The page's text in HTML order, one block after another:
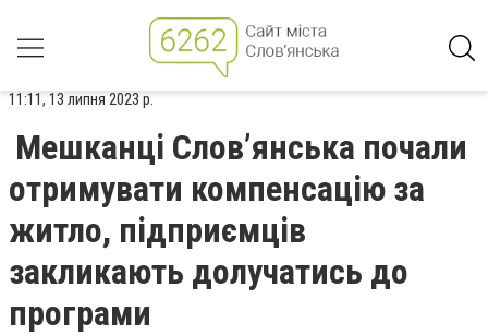
11:11, 13 липня 2023 р.
Мешканці Слов’янська почали
отримувати компенсацію за
житло, підприємців
закликають долучатись до
програми